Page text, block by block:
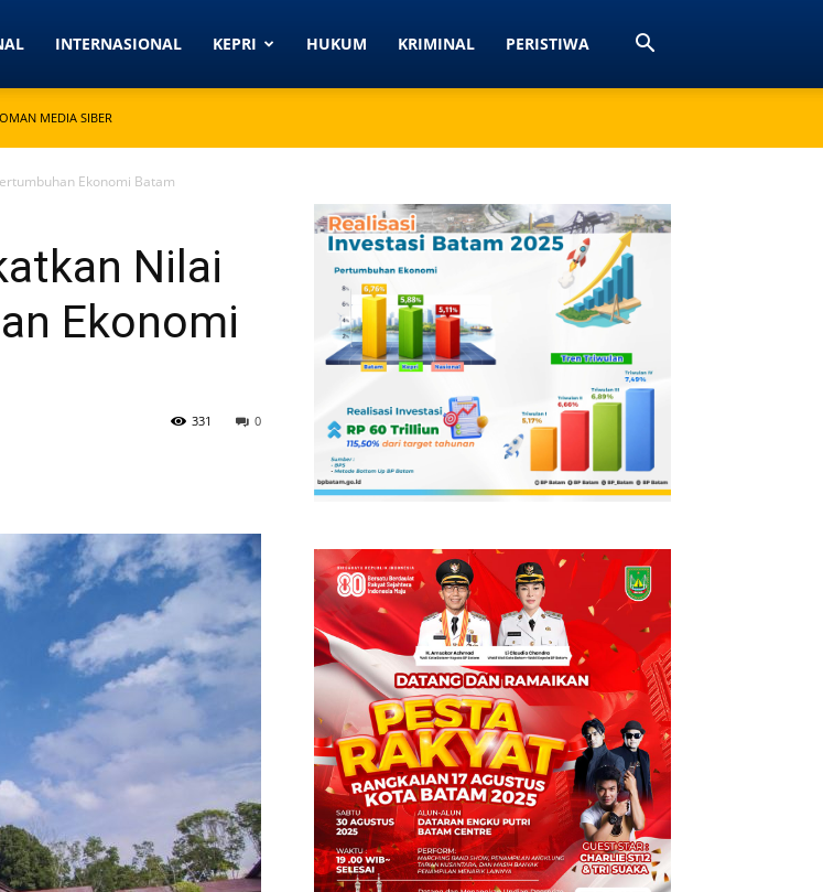
INTERNASIONAL KEPRI HUKUM KRIMINAL PERISTIWA
MEDIA SIBER
Ekonomi Batam
Nilai
Ekonomi
0
331